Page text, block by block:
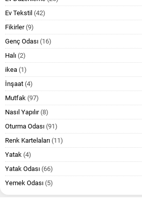
Ev Tekstil (42)
Fikirler(9)
Genç Odası (16)
Halı (2)
ikea (1)
İnşaat (4)
Mutfak (97)
Nasıl Yapılır(8)
Oturma Odası (91)
Renk Kartelaları (11)
Yatak (4)
Yatak Odası (66)
Yemek Odası (5)